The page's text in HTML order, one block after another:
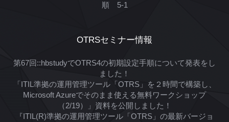
順 5-1
OTRSセミナー情報
第67回::hbstudyでOTRS4の初期設定手順について発表をし
ました！
「ITIL準拠の運用管理ツール「OTRS」を２時間で構築し、
Microsoft Azureでそのまま使える無料ワークショップ
（2/19）」資料を公開しました！
『ITIL(R)準拠の運用管理ツール「OTRS」の最新バージョ